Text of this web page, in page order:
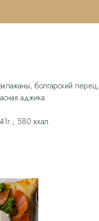
болгарский перец,
аджика
580 ккал.